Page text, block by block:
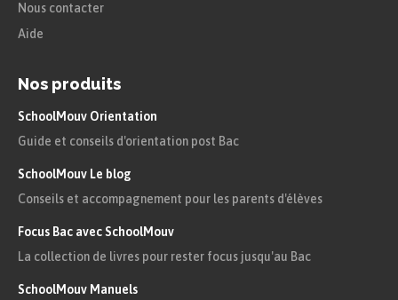
interprétée comme la métaphore du bonheur
amoureux que lui inspire la femme aimée. Le
poète l’énonce explicitement au vers 9 : l’amour
qu’il éprouve pour Lou est désormais son
« soleil », qui éclaire, mais aussi qui réchauffe et
qui réconforte.
Le poème donne ainsi forme, dans un élan
Nous contacter
Aide
Nos produits
SchoolMouv Orientation
Guide et conseils d'orientation post Bac
SchoolMouv Le blog
Conseils et accompagnement pour les parents d'élèves
Focus Bac avec SchoolMouv
La collection de livres pour rester focus jusqu'au Bac
SchoolMouv Manuels